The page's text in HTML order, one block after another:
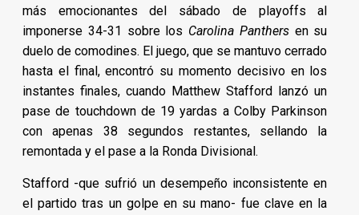
más emocionantes del sábado de playoffs al
imponerse 34-31 sobre los Carolina Panthersen su
duelo de comodines. El juego, que se mantuvo cerrado
hasta el final, encontró su momento decisivo en los
instantes finales, cuando Matthew Stafford lanzó un
pase de touchdown de 19 yardas a Colby Parkinson
con apenas 38 segundos restantes, sellando la
remontada y el pase a la Ronda Divisional.
Stafford -que sufrió un desempeño inconsistente en
el partido tras un golpe en su mano- fue clave en la